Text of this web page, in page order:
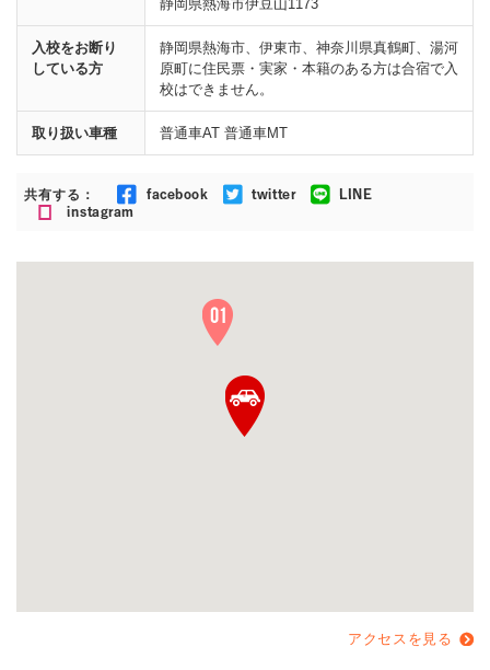
アクセスを見る
静岡県熱海市伊豆山1173
入校をお断り
している方
静岡県熱海市、伊東市、神奈川県真鶴町、湯河
原町に住民票・実家・本籍のある方は合宿で入
校はできません。
取り扱い車種 普通車AT 普通車MT
共有する：